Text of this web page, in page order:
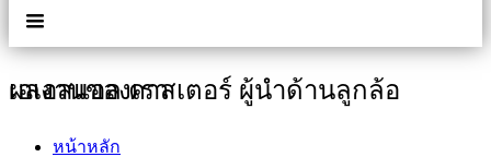
เอเอสแอล คาสเตอร์ ผู้นำด้านลูกล้อ
หน้าหลัก
ผลงานของเรา